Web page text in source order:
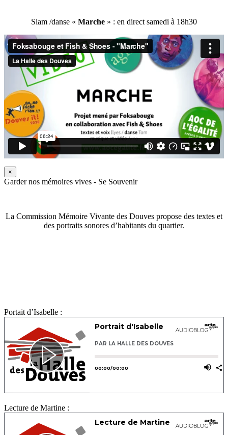
Slam /danse « Marche » : en direct samedi à 18h30
×
Garder nos mémoires vives - Se Souvenir
La Commission Mémoire Vivante des Douves propose des textes et
des portraits sonores d’habitants du quartier.
Portait d’Isabelle :
Lecture de Martine :